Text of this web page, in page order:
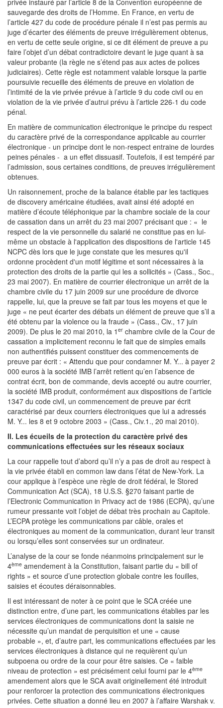
privée instauré par l’article 8 de la Convention européenne de
sauvegarde des droits de l’Homme. En France, en vertu de
l’article 427 du code de procédure pénale il n’est pas permis au
juge d’écarter des éléments de preuve irrégulièrement obtenus,
en vertu de cette seule origine, si ce dit élément de preuve a pu
faire l’objet d’un débat contradictoire devant le juge quant à sa
valeur probante (la règle ne s’étend pas aux actes de polices
judiciaires). Cette règle est notamment valable lorsque la partie
poursuivie recueille des éléments de preuve en violation de
l’intimité de la vie privée prévue à l’article 9 du code civil ou en
violation de la vie privée d’autrui prévu à l’article 226-1 du code
pénal.
En matière de communication électronique le principe du respect
du caractère privé de la correspondance applicable au courrier
électronique - un principe dont le non-respect entraine de lourdes
peines pénales - a un effet dissuasif. Toutefois, il est tempéré par
l’admission, sous certaines conditions, de preuves irrégulièrement
obtenues.
Un raisonnement, proche de la balance établie par les tactiques
de discovery américaine étudiées, avait ainsi été adopté en
matière d’écoute téléphonique par la chambre sociale de la cour
de cassation dans un arrêt du 23 mai 2007 précisant que : « le
respect de la vie personnelle du salarié ne constitue pas en lui-
même un obstacle à l'application des dispositions de l'article 145
NCPC dès lors que le juge constate que les mesures qu'il
ordonne procèdent d'un motif légitime et sont nécessaires à la
protection des droits de la partie qui les a sollicités » (Cass., Soc.,
23 mai 2007). En matière de courrier électronique un arrêt de la
chambre civile du 17 juin 2009 sur une procédure de divorce
rappelle, lui, que la preuve se fait par tous les moyens et que le
juge « ne peut écarter des débats un élément de preuve que s’il a
été obtenu par la violence ou la fraude » (Cass., Civ., 17 juin
2009). De plus le 20 mai 2010, la 1 er chambre civile de la Cour de
cassation a implicitement reconnu le fait que de simples emails
non authentifiés puissent constituer des commencements de
preuve par écrit : « Attendu que pour condamner M. Y... à payer 2
000 euros à la société IMB l’arrêt retient qu’en l’absence de
contrat écrit, bon de commande, devis accepté ou autre courrier,
la société IMB produit, conformément aux dispositions de l’article
1347 du code civil, un commencement de preuve par écrit
caractérisé par deux courriers électroniques que lui a adressés
M. Y... les 8 et 9 octobre 2003 » (Cass., Civ.1., 20 mai 2010).
II. Les écueils de la protection du caractère privé des
communications effectuées sur les réseaux sociaux
La cour rappelle tout d’abord qu’il n’y a pas de droit au respect à
la vie privée établi en common law dans l’état de New-York. La
cour applique à l’espèce une règle de droit fédéral, le Stored
Communication Act (SCA), 18 U.S.S. §270 faisant partie de
l’Electronic Communication in Privacy act de 1986 (ECPA), qu’une
rumeur pressante voit l’objet de débat très prochain au Capitole.
L’ECPA protège les communications par câble, orales et
électroniques au moment de la communication, durant leur transit
ou lorsqu’elles sont conservées sur un ordinateur.
L’analyse de la cour se fonde néanmoins principalement sur le
4ème amendement à la Constitution, faisant partie du « bill of
rights » et source d’une protection globale contre les fouilles,
saisies et écoutes déraisonnables.
Il est intéressant de noter à ce point que le SCA créée une
distinction entre, d’une part, les communications établies par les
services électroniques de communications dont la saisie ne
nécessite qu’un mandat de perquisition et une « cause
probable », et, d’autre part, les communications effectuées par les
services électroniques à distance qui ne requièrent qu’un
subpoena ou ordre de la cour pour être saisies. Ce « faible
niveau de protection » est précisément celui fourni par le 4ème
amendement alors que le SCA avait originellement été introduit
pour renforcer la protection des communications électroniques
privées. Cette situation a donné lieu en 2007 à l’affaire Warshak v.